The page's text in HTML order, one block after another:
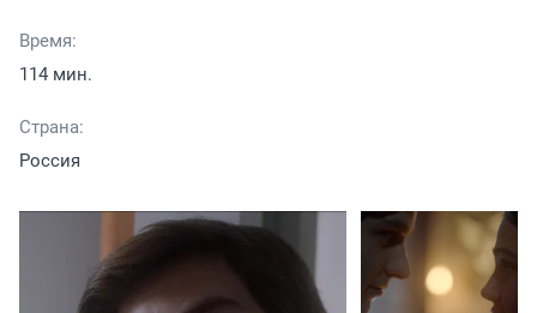
Время:
114 мин.
Страна:
Россия